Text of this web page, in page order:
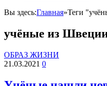
Вы здесь:Главная»Теги
учёные из
ОБРАЗ ЖИЗНИ
21.03.2021 0